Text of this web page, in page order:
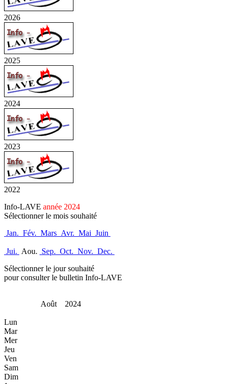
2026
2025
2024
2023
2022
Info-LAVE année 2024
Sélectionner le mois souhaité
Jan. Fév. Mars Avr. Mai Juin
Jui. Aou. Sep. Oct. Nov. Dec.
Sélectionner le jour souhaité
pour consulter le bulletin Info-LAVE
Août 2024
Lun
Mar
Mer
Jeu
Ven
Sam
Dim